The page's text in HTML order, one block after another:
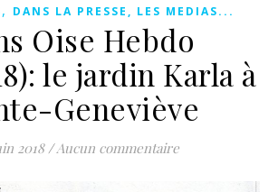
, DANS LA PRESSE, LES MEDIAS...
Oise Hebdo
le jardin Karla à
Geneviève
2018 /Aucun commentaire